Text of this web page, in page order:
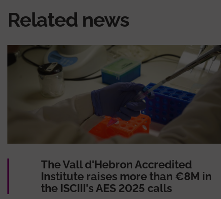
Related news
The Vall d'Hebron Accredited
Institute raises more than €8M in
the ISCIII's AES 2025 calls